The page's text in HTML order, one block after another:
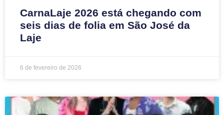
CarnaLaje 2026 está chegando com
seis dias de folia em São José da
Laje
6 de fevereiro de 2026